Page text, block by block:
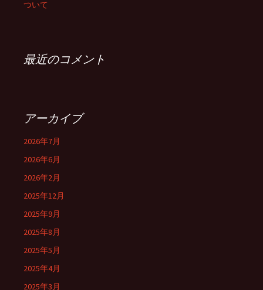
ついて
最近のコメント
アーカイブ
2026年7月
2026年6月
2026年2月
2025年12月
2025年9月
2025年8月
2025年5月
2025年4月
2025年3月